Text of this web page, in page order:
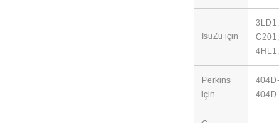
IsuZu için
Perkins
için